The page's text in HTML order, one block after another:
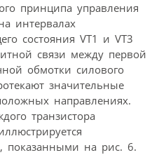
принципа управления
интервалах
состояния VT1 и VT3
связи между первой
обмотки силового
значительные
направлениях.
транзистора
показанными на рис. 6.